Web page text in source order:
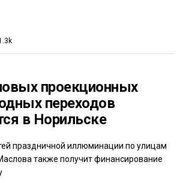
проекционных
переходов
в Норильске
праздничной иллюминации по улицам
также получит финансирование